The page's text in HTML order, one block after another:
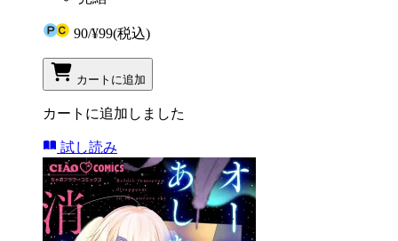
90/¥99(税込)
カートに追加
カートに追加しました
試し読み